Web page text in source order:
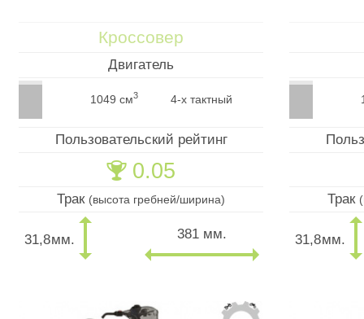
Кроссовер
Двигатель
1049 см3 4-х тактный
Пользовательский рейтинг
🏆 0.05
Трак (высота гребней/ширина)
31,8мм. 381 мм.
Трак
31,8мм.